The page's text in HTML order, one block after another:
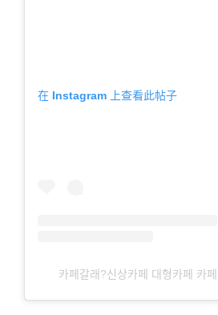
在 Instagram 上查看此帖子
카페갈래?신상카페 대형카페 카